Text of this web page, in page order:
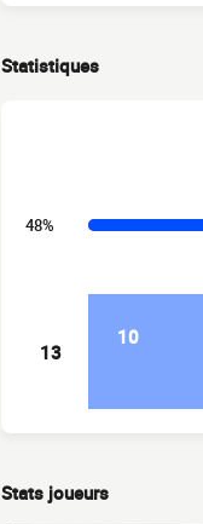
Statistiques
48%
13
10
Stats joueurs